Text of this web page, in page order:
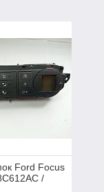
Ford Focus
/